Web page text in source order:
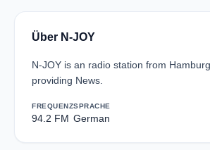
Über N-JOY
N-JOY is an radio station from
providing News.
FREQUENZ
94.2 FM
SPRACHE
German